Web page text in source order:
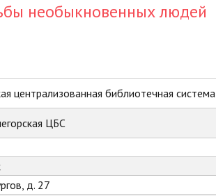
необыкновенных людей
централизованная библиотечная система
ЦБС
д. 27